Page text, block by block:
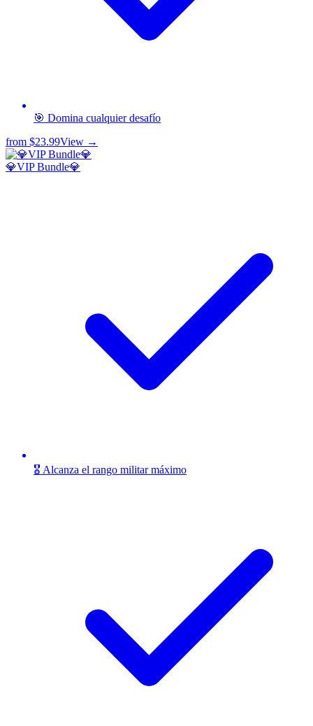
🎯 Domina cualquier desafío
from $23.99View →
💎VIP Bundle💎
🎖️ Alcanza el rango militar máximo